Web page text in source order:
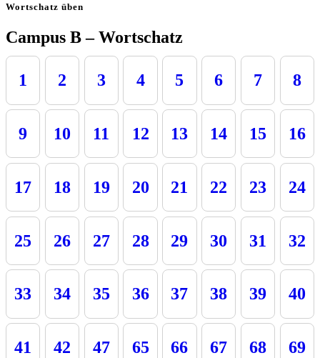
Wortschatz üben
Campus B – Wortschatz
1 2 3 4 5 6 7 8
9 10 11 12 13 14 15 16
17 18 19 20 21 22 23 24
25 26 27 28 29 30 31 32
33 34 35 36 37 38 39 40
41 42 47 65 66 67 68 69